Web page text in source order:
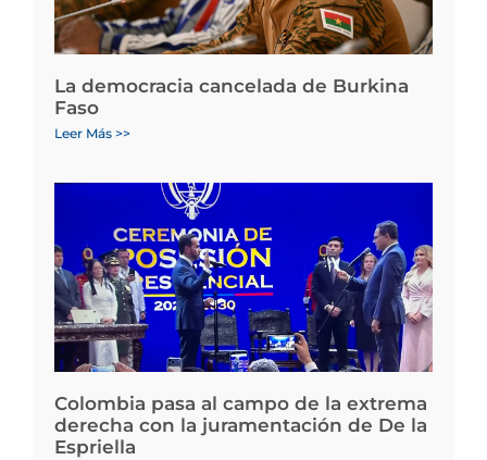
La democracia cancelada de Burkina
Faso
Leer Más >>
Colombia pasa al campo de la extrema
derecha con la juramentación de De la
Espriella